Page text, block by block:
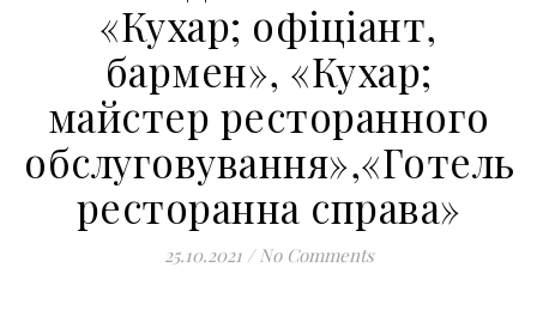
«Кухар; офіціант,
бармен», «Кухар;
майстер ресторанного
ресторанна справа»
25.10.2021 / No Comments